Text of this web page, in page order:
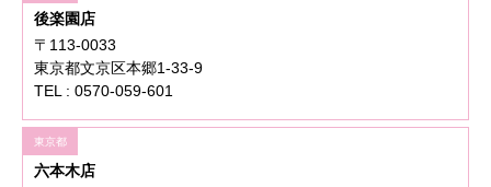
後楽園店
〒113-0033
東京都文京区本郷1-33-9
TEL : 0570-059-601
東京都
六本木店